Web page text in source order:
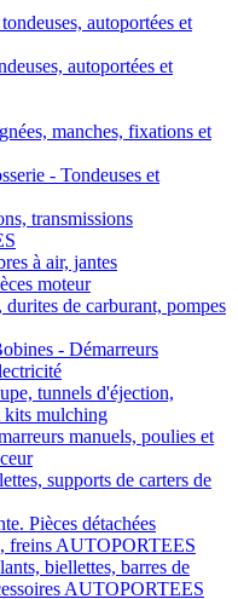
autoportées et
autoportées et
manches, fixations et
- Tondeuses et
transmissions
à air, jantes
moteur
durites de carburant, pompes
- Démarreurs
tunnels d'éjection,
kits mulching
manuels, poulies et
supports de carters de
Pièces détachées
freins AUTOPORTEES
biellettes, barres de
AUTOPORTEES